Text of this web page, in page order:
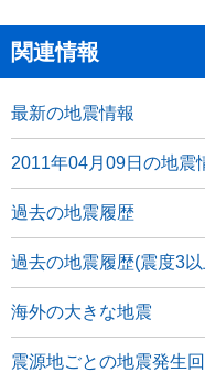
関連情報
最新の地震情報
2011年04月09日の地震
過去の地震履歴
過去の地震履歴(震度3
海外の大きな地震
震源地ごとの地震発生